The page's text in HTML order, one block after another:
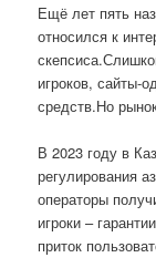
Ещё лет пять
относился к
игроков, сайты-
средств.Но
В 2023 году в
регулирования
операторы
игроки –
приток